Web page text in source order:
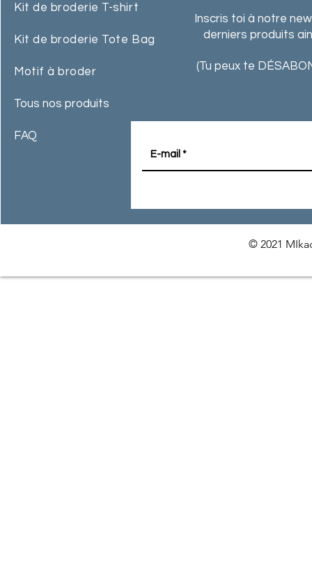
Kit de broderie T-shirt
Kit de broderie Tote Bag
Motif à broder
Tous nos produits
FAQ
Inscris toi à notre
derniers produits
(Tu peux te
© 2021